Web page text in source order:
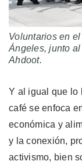
Voluntarios en
Ángeles, junto
Ahdoot.
Y al igual que lo
café se enfoca
económica y
y la conexión,
activismo, bien